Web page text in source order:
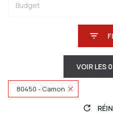
Budget
VOIR LES 0
80450 - Camon